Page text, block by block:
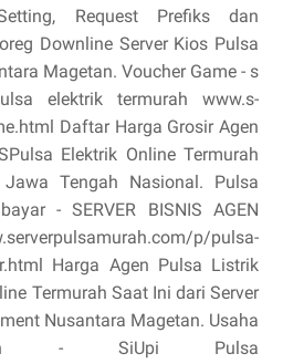
Request Prefiks dan
Downline Server Kios Pulsa
Magetan. Voucher Game - s
elektrik termurah www.s-
Daftar Harga Grosir Agen
Elektrik Online Termurah
Tengah Nasional. Pulsa
- SERVER BISNIS AGEN
p/pulsa-
Harga Agen Pulsa Listrik
Termurah Saat Ini dari Server
Nusantara Magetan. Usaha
- SiUpi Pulsa